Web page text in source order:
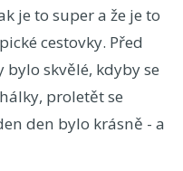
je to super a že je to
cestovky. Před
bylo skvělé, kdyby se
proletět se
den bylo krásně - a